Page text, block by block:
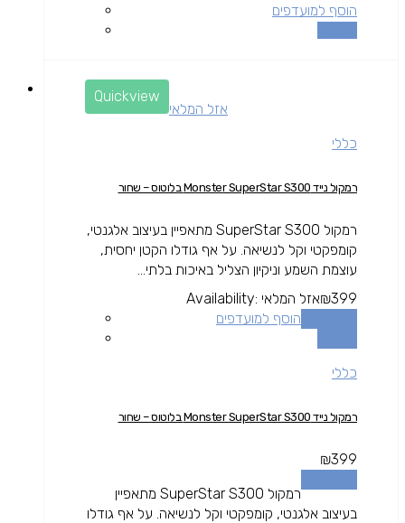
הוסף למועדפים
Quickview
אזל המלאי
כללי
רמקול נייד Monster SuperStar S300 בלוטוס – שחור
רמקול SuperStar S300 מתאפיין בעיצוב אלגנטי,
קומפקטי וקל לנשיאה. על אף גודלו הקטן יחסית,
עוצמת השמע וניקיון הצליל באיכות בלתי...
₪399
Availability: אזל המלאי
הוסף למועדפים
כללי
רמקול נייד Monster SuperStar S300 בלוטוס – שחור
₪399
רמקול SuperStar S300 מתאפיין
בעיצוב אלגנטי, קומפקטי וקל לנשיאה. על אף גודלו